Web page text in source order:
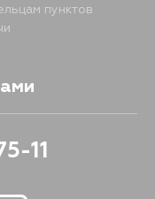
пунктов
11